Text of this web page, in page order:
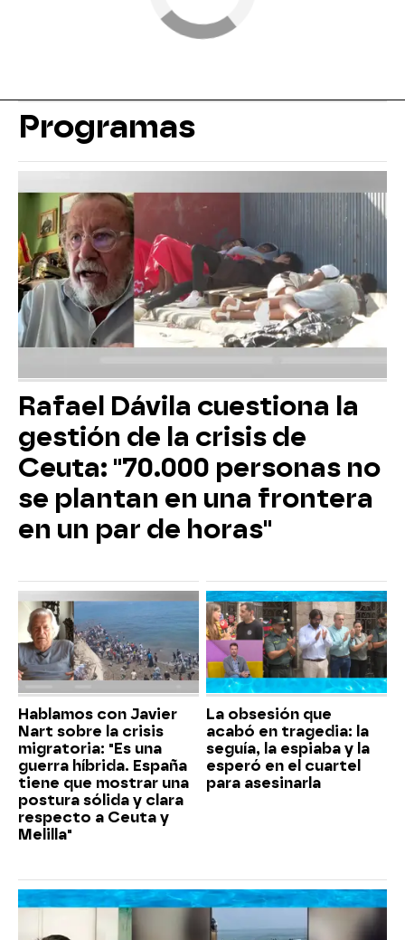
Programas
Rafael Dávila cuestiona la
gestión de la crisis de
Ceuta: "70.000 personas no
se plantan en una frontera
en un par de horas"
Hablamos con Javier
Nart sobre la crisis
migratoria: "Es una
guerra híbrida. España
tiene que mostrar una
postura sólida y clara
respecto a Ceuta y
Melilla"
La obsesión que
acabó en tragedia: la
seguía, la espiaba y la
esperó en el cuartel
para asesinarla